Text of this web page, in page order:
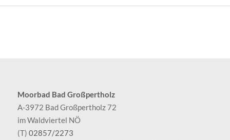
Moorbad Bad Großpertholz
A-3972 Bad Großpertholz 72
im Waldviertel NÖ
(T) 02857/2273